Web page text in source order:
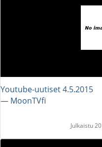
Youtube-uutiset 4.5.2015
― MoonTVfi
Julkaistu